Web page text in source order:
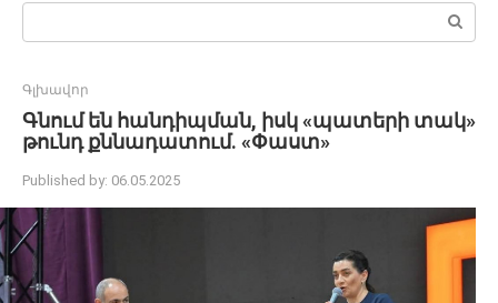
Search:
Գլխավոր
Գնում են հանդիպման, իսկ «պատերի տակ»
թունդ քննադատում. «Փաստ»
Published by: 06.05.2025